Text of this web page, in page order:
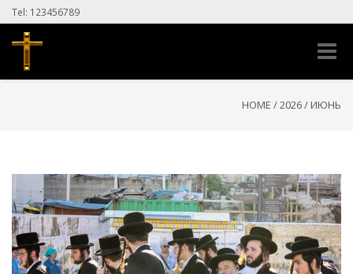
Tel: 123456789
Toggle
HOME /2026/ ИЮНЬ